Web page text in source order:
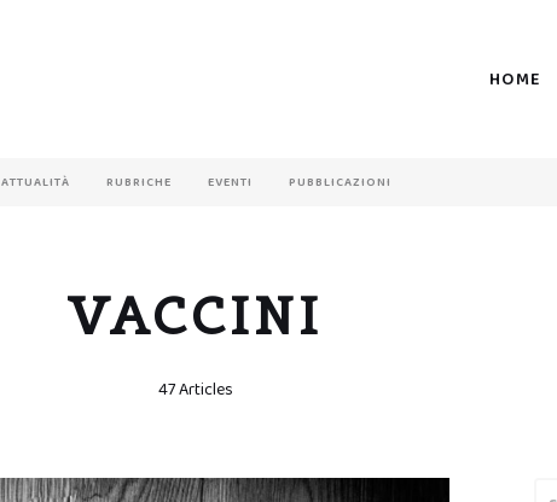
HOME
ATTUALITÀ RUBRICHE EVENTI PUBBLICAZIONI
VACCINI
47 Articles